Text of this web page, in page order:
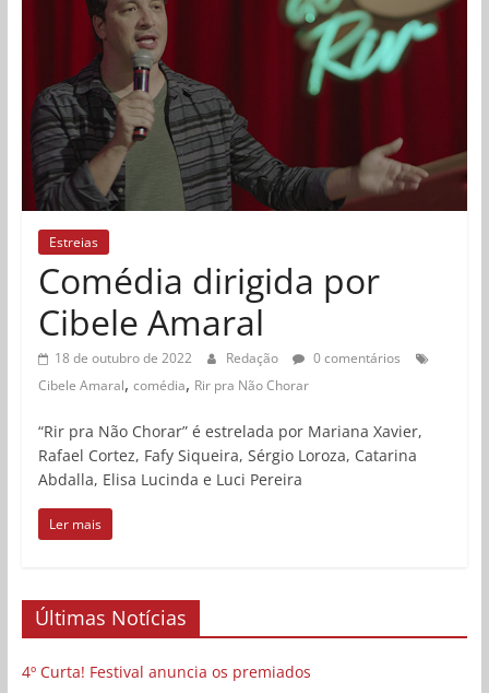
Estreias
Comédia dirigida por
Cibele Amaral
18 de outubro de 2022 Redação
0 comentários
Cibele Amaral, comédia, Rir pra Não Chorar
“Rir pra Não Chorar” é estrelada por Mariana Xavier,
Rafael Cortez, Fafy Siqueira, Sérgio Loroza, Catarina
Abdalla, Elisa Lucinda e Luci Pereira
Ler mais
Últimas Notícias
4º Curta! Festival anuncia os premiados